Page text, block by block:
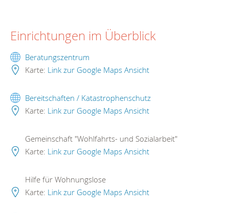
Einrichtungen im Überblick
Beratungszentrum
Karte: Link zur Google Maps Ansicht
Bereitschaften / Katastrophenschutz
Karte: Link zur Google Maps Ansicht
Gemeinschaft "Wohlfahrts- und Sozialarbeit"
Karte: Link zur Google Maps Ansicht
Hilfe für Wohnungslose
Karte: Link zur Google Maps Ansicht